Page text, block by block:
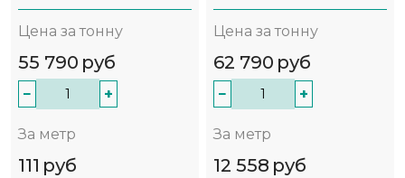
Цена за тонну
55 790 руб
− +
За метр
111 руб
Цена за тонну
62 790 руб
− +
За метр
12 558 руб